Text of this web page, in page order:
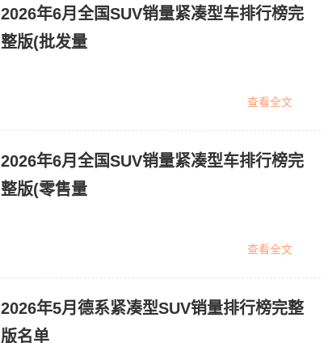
2026年6月全国SUV销量紧凑型车排行榜完
整版(批发量
查看全文
2026年6月全国SUV销量紧凑型车排行榜完
整版(零售量
查看全文
2026年5月德系紧凑型SUV销量排行榜完整
版名单